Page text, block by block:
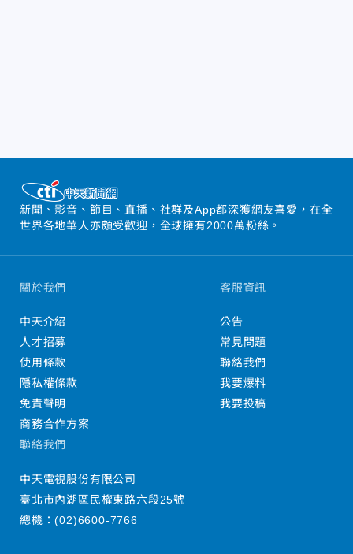
新聞、影音、節目、直播、社群及App都深獲網友喜愛，在全
世界各地華人亦頗受歡迎，全球擁有2000萬粉絲。
關於我們
中天介紹
人才招募
使用條款
隱私權條款
免責聲明
商務合作方案
客服資訊
公告
常見問題
聯絡我們
我要爆料
我要投稿
聯絡我們
中天電視股份有限公司
臺北市內湖區民權東路六段25號
總機：(02)6600-7766